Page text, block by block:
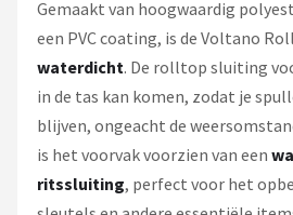
Gemaakt van hoogwaardig
een PVC coating, is de Voltano
waterdicht. De rolltop sluiting
in de tas kan komen, zodat je
blijven, ongeacht de
is het voorvak voorzien van een
ritssluiting, perfect voor het